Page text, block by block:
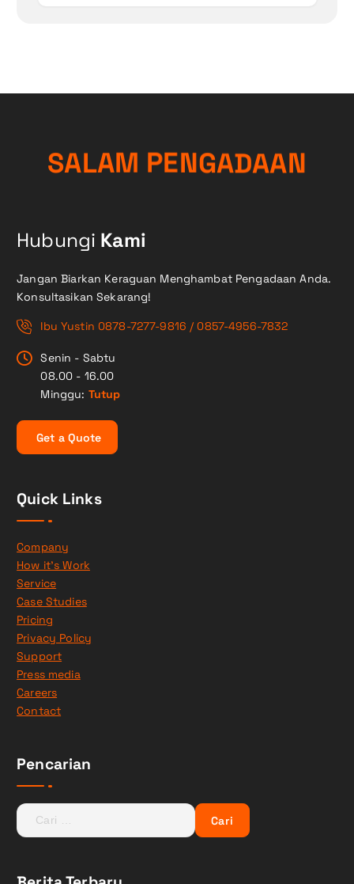
SALAM PENGADAAN
Hubungi Kami
Jangan Biarkan Keraguan Menghambat Pengadaan Anda.
Konsultasikan Sekarang!
Ibu Yustin 0878-7277-9816 / 0857-4956-7832
Senin - Sabtu
08.00 - 16.00
Minggu: Tutup
Get a Quote
Quick Links
Company
How it’s Work
Service
Case Studies
Pricing
Privacy Policy
Support
Press media
Careers
Contact
Pencarian
C
a